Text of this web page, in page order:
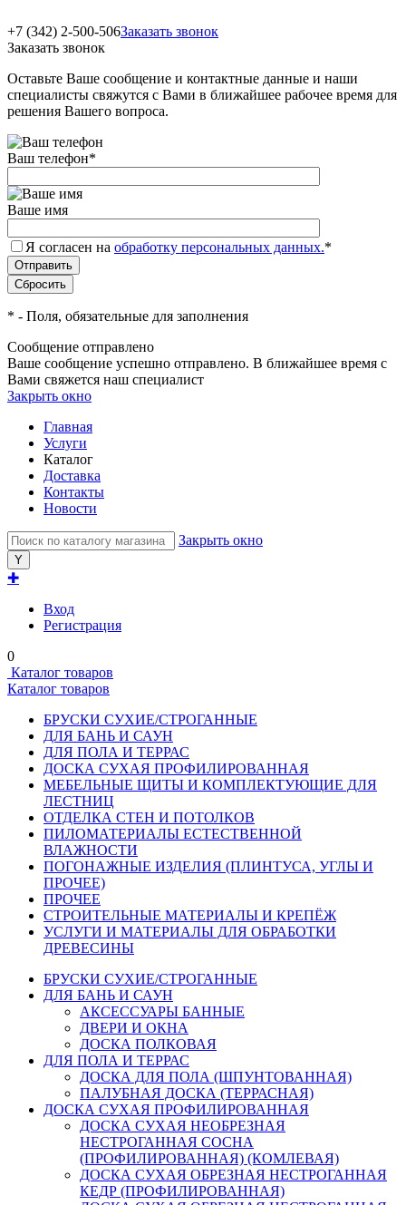
+7 (342) 2-500-506Заказать звонок
Заказать звонок
Оставьте Ваше сообщение и контактные данные и наши
специалисты свяжутся с Вами в ближайшее рабочее время для
решения Вашего вопроса.
Ваш телефон*
Ваше имя
Я согласен на обработку персональных данных.*
* - Поля, обязательные для заполнения
Сообщение отправлено
Ваше сообщение успешно отправлено. В ближайшее время с
Вами свяжется наш специалист
Закрыть окно
Главная
Услуги
Каталог
Доставка
Контакты
Новости
Закрыть окно
✚
Вход
Регистрация
0
Каталог товаров
Каталог товаров
БРУСКИ СУХИЕ/СТРОГАННЫЕ
ДЛЯ БАНЬ И САУН
ДЛЯ ПОЛА И ТЕРРАС
ДОСКА СУХАЯ ПРОФИЛИРОВАННАЯ
МЕБЕЛЬНЫЕ ЩИТЫ И КОМПЛЕКТУЮЩИЕ ДЛЯ
ЛЕСТНИЦ
ОТДЕЛКА СТЕН И ПОТОЛКОВ
ПИЛОМАТЕРИАЛЫ ЕСТЕСТВЕННОЙ
ВЛАЖНОСТИ
ПОГОНАЖНЫЕ ИЗДЕЛИЯ (ПЛИНТУСА, УГЛЫ И
ПРОЧЕЕ)
ПРОЧЕЕ
СТРОИТЕЛЬНЫЕ МАТЕРИАЛЫ И КРЕПЁЖ
УСЛУГИ И МАТЕРИАЛЫ ДЛЯ ОБРАБОТКИ
ДРЕВЕСИНЫ
БРУСКИ СУХИЕ/СТРОГАННЫЕ
ДЛЯ БАНЬ И САУН
АКСЕССУАРЫ БАННЫЕ
ДВЕРИ И ОКНА
ДОСКА ПОЛКОВАЯ
ДЛЯ ПОЛА И ТЕРРАС
ДОСКА ДЛЯ ПОЛА (ШПУНТОВАННАЯ)
ПАЛУБНАЯ ДОСКА (ТЕРРАСНАЯ)
ДОСКА СУХАЯ ПРОФИЛИРОВАННАЯ
ДОСКА СУХАЯ НЕОБРЕЗНАЯ
НЕСТРОГАННАЯ СОСНА
(ПРОФИЛИРОВАННАЯ) (КОМЛЕВАЯ)
ДОСКА СУХАЯ ОБРЕЗНАЯ НЕСТРОГАННАЯ
КЕДР (ПРОФИЛИРОВАННАЯ)